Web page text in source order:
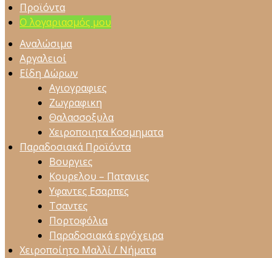
Προϊόντα
Ο λογαριασμός μου
Αναλώσιμα
Αργαλειοί
Είδη Δώρων
Αγιογραφιες
Ζωγραφικη
Θαλασσοξυλα
Χειροποιητα Κοσμηματα
Παραδοσιακά Προϊόντα
Βουργιες
Κουρελου – Πατανιες
Υφαντες Εσαρπες
Τσαντες
Πορτοφόλια
Παραδοσιακά εργόχειρα
Χειροποίητο Μαλλί / Νήματα